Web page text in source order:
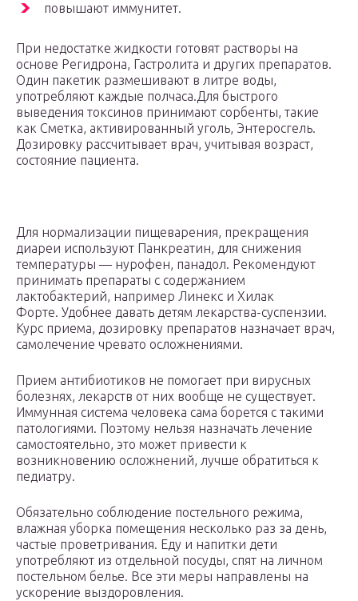
повышают иммунитет.
При недостатке жидкости готовят растворы на
основе Регидрона, Гастролита и других препаратов.
Один пакетик размешивают в литре воды,
употребляют каждые полчаса.Для быстрого
выведения токсинов принимают сорбенты, такие
как Сметка, активированный уголь, Энтеросгель.
Дозировку рассчитывает врач, учитывая возраст,
состояние пациента.
Для нормализации пищеварения, прекращения
диареи используют Панкреатин, для снижения
температуры — нурофен, панадол. Рекомендуют
принимать препараты с содержанием
лактобактерий, например Линекс и Хилак
Форте. Удобнее давать детям лекарства-суспензии.
Курс приема, дозировку препаратов назначает врач,
самолечение чревато осложнениями.
Прием антибиотиков не помогает при вирусных
болезнях, лекарств от них вообще не существует.
Иммунная система человека сама борется с такими
патологиями. Поэтому нельзя назначать лечение
самостоятельно, это может привести к
возникновению осложнений, лучше обратиться к
педиатру.
Обязательно соблюдение постельного режима,
влажная уборка помещения несколько раз за день,
частые проветривания. Еду и напитки дети
употребляют из отдельной посуды, спят на личном
постельном белье. Все эти меры направлены на
ускорение выздоровления.